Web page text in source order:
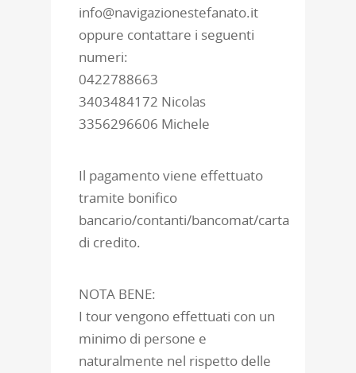
info@navigazionestefanato.it
oppure contattare i seguenti
numeri:
0422788663
3403484172 Nicolas
3356296606 Michele
Il pagamento viene effettuato
tramite bonifico
bancario/contanti/bancomat/carta
di credito.
NOTA BENE:
I tour vengono effettuati con un
minimo di persone e
naturalmente nel rispetto delle